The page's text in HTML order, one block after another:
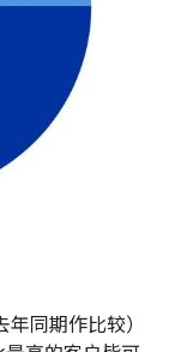
年同期作比较）